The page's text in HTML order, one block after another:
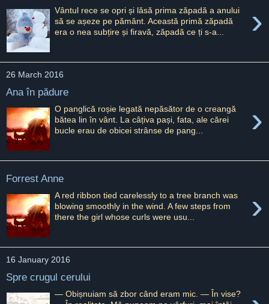
›
Vântul rece se opri și lăsă prima zăpadă a anului
să se așeze pe pământ. Această primă zăpadă
era o nea subțire și firavă, zăpadă ce ți s-a...
26 March 2016
Ana în pădure
›
O panglică roșie legată nepăsător de o creangă
bătea lin în vânt. La câțiva pași, fata, ale cărei
bucle erau de obicei strânse de pang...
Forrest Anne
›
A red ribbon tied carelessly to a tree branch was
blowing smoothly in the wind. A few steps from
there the girl whose curls were usu...
16 January 2016
Spre crugul cerului
— Obișnuiam să zbor când eram mic. — În vise?